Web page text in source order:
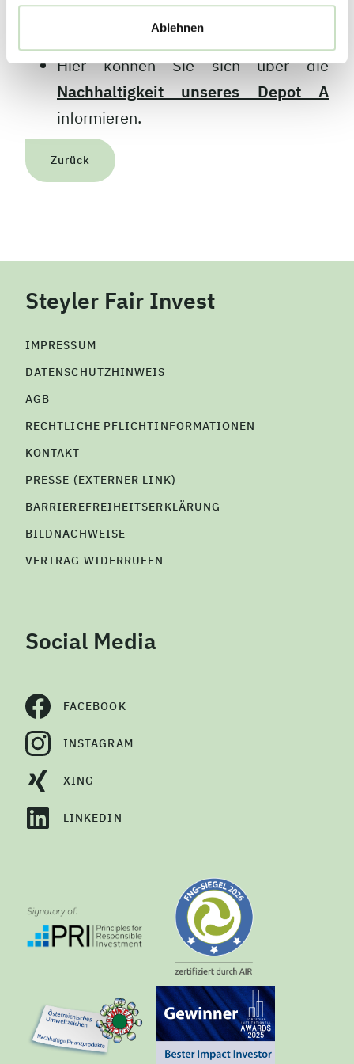
Ablehnen
Mehr zum Thema:
Hier finden Sie die Website von
Hier können Sie sich über die
Nachhaltigkeit unseres Depot A
informieren.
Zurück
Steyler Fair Invest
IMPRESSUM
DATENSCHUTZHINWEIS
AGB
RECHTLICHE PFLICHTINFORMATIONEN
KONTAKT
PRESSE (EXTERNER LINK)
BARRIEREFREIHEITSERKLÄRUNG
BILDNACHWEISE
VERTRAG WIDERRUFEN
Social Media
FACEBOOK
INSTAGRAM
XING
LINKEDIN